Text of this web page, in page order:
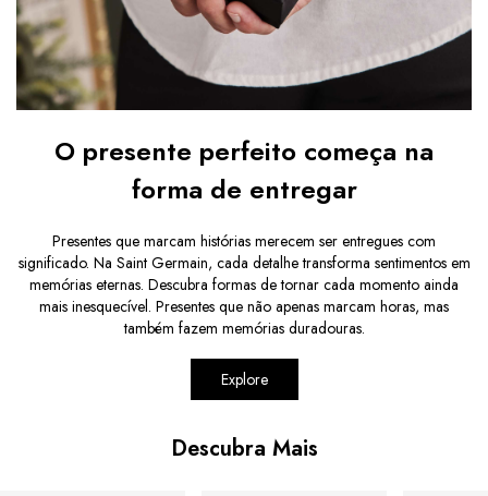
O presente perfeito começa na
forma de entregar
Presentes que marcam histórias merecem ser entregues com
significado. Na Saint Germain, cada detalhe transforma sentimentos em
memórias eternas. Descubra formas de tornar cada momento ainda
mais inesquecível. Presentes que não apenas marcam horas, mas
também fazem memórias duradouras.
Explore
Descubra Mais